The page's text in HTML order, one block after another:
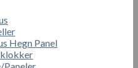
Hegn Panel
Paneler